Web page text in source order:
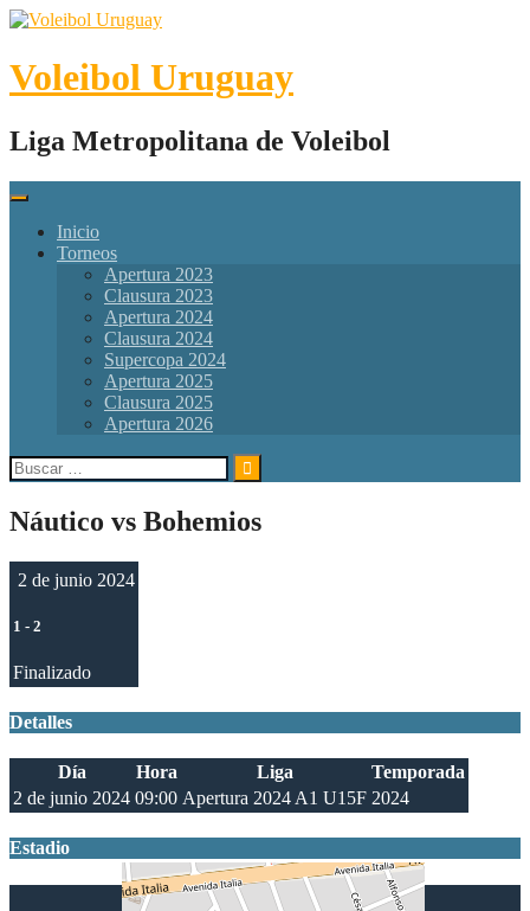
Skip
content
Voleibol Uruguay
Liga Metropolitana de Voleibol
Inicio
Torneos
Apertura 2023
Clausura 2023
Apertura 2024
Clausura 2024
Supercopa 2024
Apertura 2025
Clausura 2025
Apertura 2026
Buscar:
Náutico vs Bohemios
2 de junio 2024
1 - 2
Finalizado
Detalles
Día Hora Liga
Temporada
2 de junio 2024 09:00 Apertura 2024 A1 U15F 2024
Estadio
Gimnasio Liceo Nº 15 Ibiray